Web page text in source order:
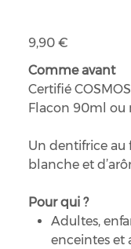
Prix
9,90 €
Comme avant
Certifié
Flacon 90ml ou
Un dentifrice au
blanche et
Pour qui ?
Adultes,
enceintes et